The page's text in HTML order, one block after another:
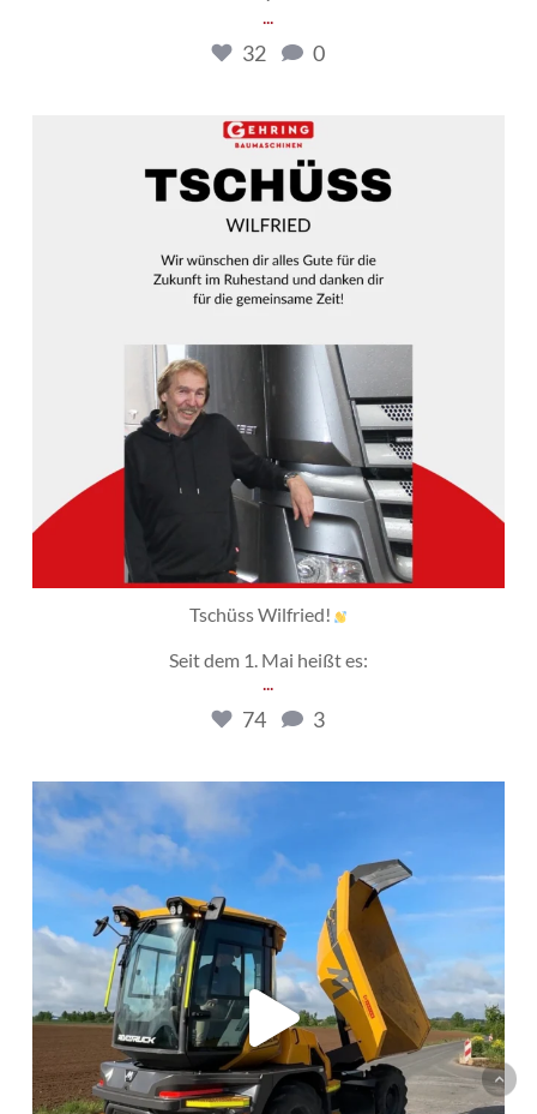
32 0
gehring_baumaschinen
Mai 19
Tschüss Wilfried!
Seit dem 1. Mai heißt es:
74 3
gehring_baumaschinen